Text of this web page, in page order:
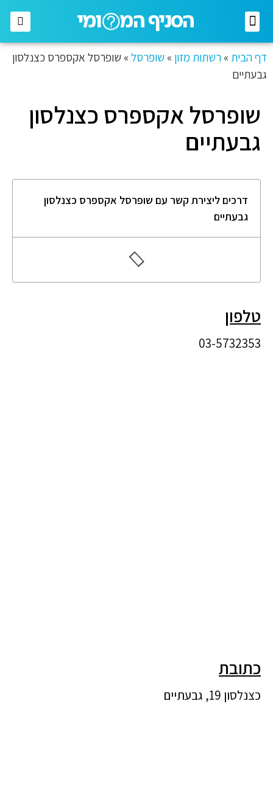
דף הבית » רשתות מזון » שופרסל » שופרסל אקספרס כצנלסון
גבעתיים
שופרסל אקספרס כצנלסון
גבעתיים
דרכים ליצירת קשר עם שופרסל אקספרס כצנלסון
גבעתיים
טלפון
03-5732353
כתובת
כצנלסון 19, גבעתיים